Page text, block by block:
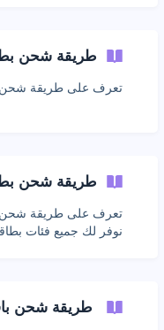
طريقة شحن
تعرف على طريقة شحن
طريقة شحن
تعرف على طريقة شحن
نوفر لك جميع فئات
طريقة شحن